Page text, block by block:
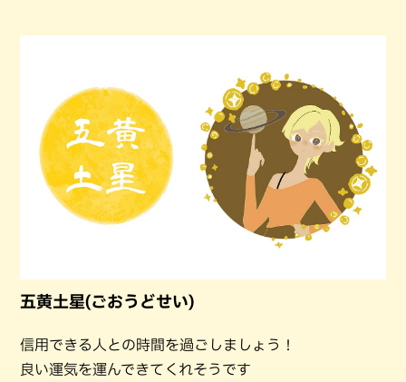
五黄土星(ごおうどせい)
信用できる人との時間を過ごしましょう！
良い運気を運んできてくれそうです